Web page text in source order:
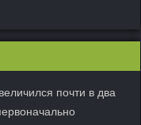
почти в два